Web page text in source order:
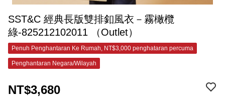
SST&C 經典長版雙排釦風衣－霧橄欖
綠-825212102011 （Outlet）
Penuh Penghantaran Ke Rumah, NT$3,000 penghataran percuma
Penghantaran Negara/Wilayah
NT$3,680